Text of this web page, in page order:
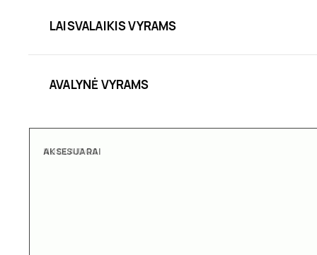
LAISVALAIKIS VYRAMS
AVALYNĖ VYRAMS
AKSESUARAI